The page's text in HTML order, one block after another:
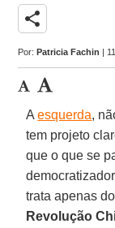
share
Por:Patricia Fachin |
Aesquerda,
tem projeto
que o que se
trata apenas
Revolução